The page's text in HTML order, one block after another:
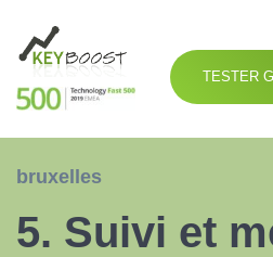
TESTER
bruxelles
5. Suivi et